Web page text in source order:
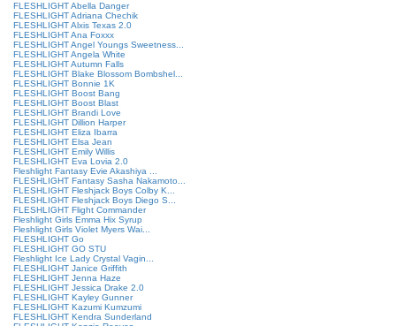
FLESHLIGHT Abella Danger
FLESHLIGHT Adriana Chechik
FLESHLIGHT Alxis Texas 2.0
FLESHLIGHT Ana Foxxx
FLESHLIGHT Angel Youngs Sweetness...
FLESHLIGHT Angela White
FLESHLIGHT Autumn Falls
FLESHLIGHT Blake Blossom Bombshel...
FLESHLIGHT Bonnie 1K
FLESHLIGHT Boost Bang
FLESHLIGHT Boost Blast
FLESHLIGHT Brandi Love
FLESHLIGHT Dillion Harper
FLESHLIGHT Eliza Ibarra
FLESHLIGHT Elsa Jean
FLESHLIGHT Emily Willis
FLESHLIGHT Eva Lovia 2.0
Fleshlight Fantasy Evie Akashiya ...
FLESHLIGHT Fantasy Sasha Nakamoto...
FLESHLIGHT Fleshjack Boys Colby K...
FLESHLIGHT Fleshjack Boys Diego S...
FLESHLIGHT Flight Commander
Fleshlight Girls Emma Hix Syrup
Fleshlight Girls Violet Myers Wai...
FLESHLIGHT Go
FLESHLIGHT GO STU
Fleshlight Ice Lady Crystal Vagin...
FLESHLIGHT Janice Griffith
FLESHLIGHT Jenna Haze
FLESHLIGHT Jessica Drake 2.0
FLESHLIGHT Kayley Gunner
FLESHLIGHT Kazumi Kumzumi
FLESHLIGHT Kendra Sunderland